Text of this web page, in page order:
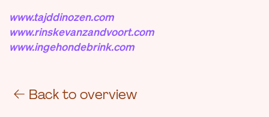
www.tajddinozen.com
www.rinskevanzandvoort.com
www.ingehondebrink.com
← Back to overview